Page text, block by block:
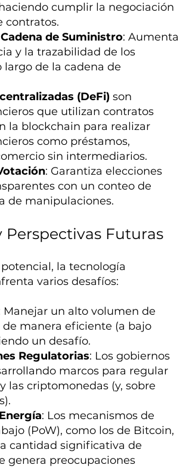
cumplir la negociación
contratos.
de Suministro: Aumenta
y la trazabilidad de los
largo de la cadena de
(DeFi) son
que utilizan contratos
la blockchain para realizar
como préstamos,
sin intermediarios.
: Garantiza elecciones
con un conteo de
de manipulaciones.
Perspectivas Futuras
la tecnología
varios desafíos:
Manejar un alto volumen de
de manera eficiente (a bajo
un desafío.
Regulatorias: Los gobiernos
marcos para regular
las criptomonedas (y, sobre
: Los mecanismos de
(PoW), como los de Bitcoin,
cantidad significativa de
genera preocupaciones